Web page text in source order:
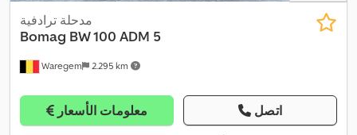
Waregem 2.295 km
مدحلة ترادفية
Bomag BW 100 ADM 5
معلومات الأسعار اتصل